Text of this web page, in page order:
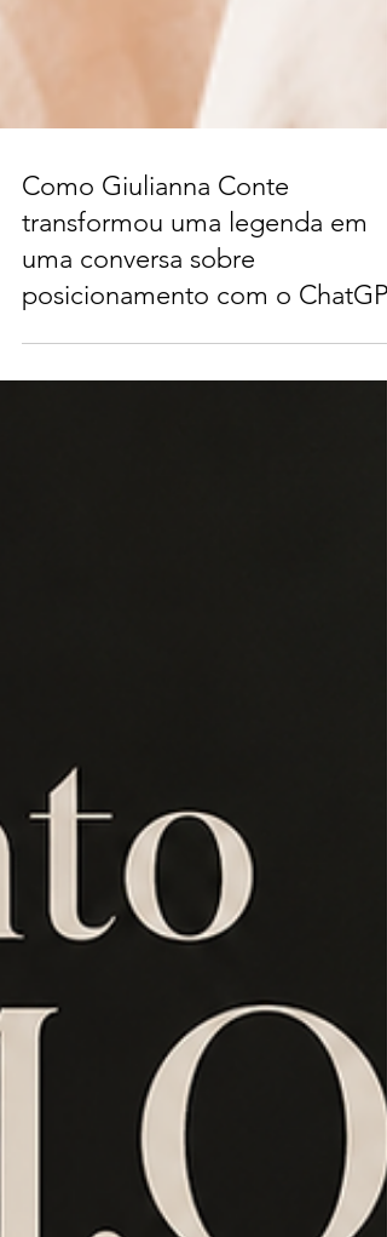
Como Giulianna Conte
transformou uma legenda em
uma conversa sobre
posicionamento com o